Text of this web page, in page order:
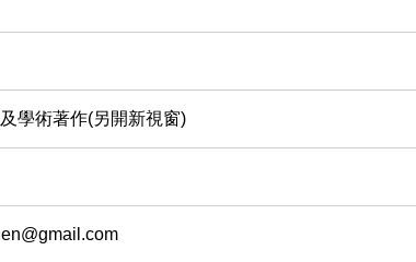
學術著作(另開新視窗)